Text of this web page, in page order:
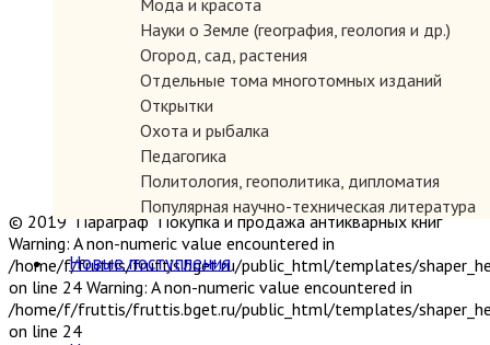
Мода и красота
Науки о Земле (география, геология и др.)
Огород, сад, растения
Отдельные тома многотомных изданий
Открытки
Охота и рыбалка
Педагогика
Политология, геополитика, дипломатия
Популярная научно-техническая литература
Промышленность, производство
Психология
Путешествия. Географические открытия
Религия
Новые поступления
© 2019 "Параграф" Покупка и продажа антикварных книг
Warning: A non-numeric value encountered in
/home/f/fruttis/fruttis.bget.ru/public_html/templates/
on line 24 Warning: A non-numeric value encountered in
/home/f/fruttis/fruttis.bget.ru/public_html/templates/
on line 24